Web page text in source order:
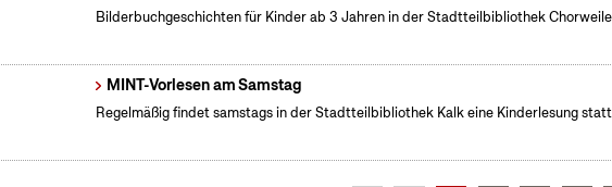
Bilderbuchgeschichten für Kinder ab 3 Jahren in der Stadtteilbibliothek
MINT-Vorlesen am Samstag
Regelmäßig findet samstags in der Stadtteilbibliothek Kalk eine Kinderlesung